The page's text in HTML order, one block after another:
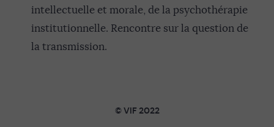
intellectuelle et morale, de la psychothérapie
institutionnelle. Rencontre sur la question de
la transmission.
© VIF 2022